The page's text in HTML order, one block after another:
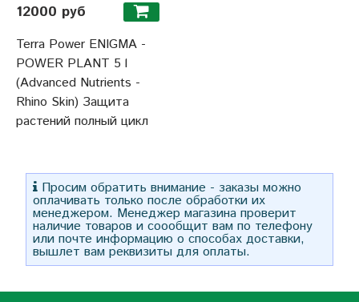
12000 руб
Terra Power ENIGMA -
POWER PLANT 5 l
(Advanced Nutrients -
Rhino Skin) Защита
растений полный цикл
Просим обратить внимание - заказы можно
оплачивать только после обработки их
менеджером. Менеджер магазина проверит
наличие товаров и соообщит вам по телефону
или почте информацию о способах доставки,
вышлет вам реквизиты для оплаты.